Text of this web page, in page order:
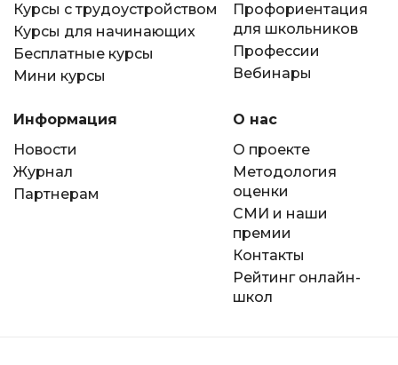
Курсы с трудоустройством
Курсы для начинающих
Бесплатные курсы
Мини курсы
Профориентация
для школьников
Профессии
Вебинары
Информация
Новости
Журнал
Партнерам
О нас
О проекте
Методология
оценки
СМИ и наши
премии
Контакты
Рейтинг онлайн-
школ